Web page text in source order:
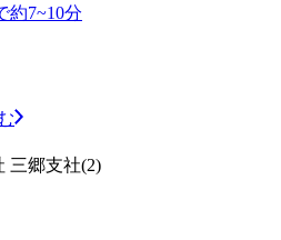
約7~10分
三郷支社(2)